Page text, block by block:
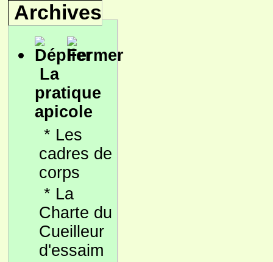
Archives
La
pratique
apicole
* Les
cadres de
corps
* La
Charte du
Cueilleur
d'essaim